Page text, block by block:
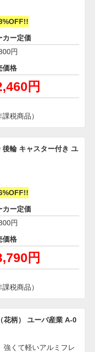
カー定価
円
価格
円
課税商品）
輪 キャスター付き ユ
カー定価
円
価格
円
課税商品）
柄） ユーバ産業 A-0
強くて軽いアルミフレ